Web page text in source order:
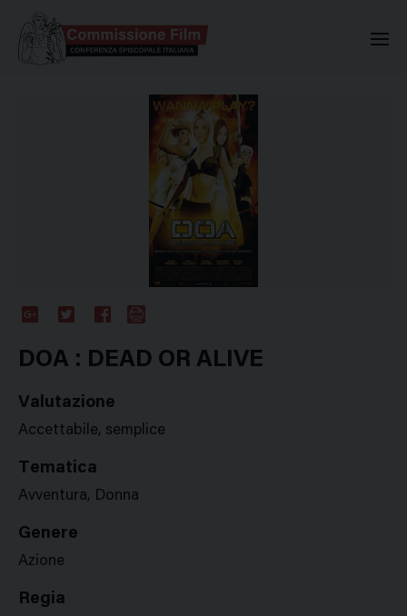
Plus
DOA : DEAD OR ALIVE
Valutazione
Accettabile, semplice
Tematica
Avventura, Donna
Genere
Azione
Regia